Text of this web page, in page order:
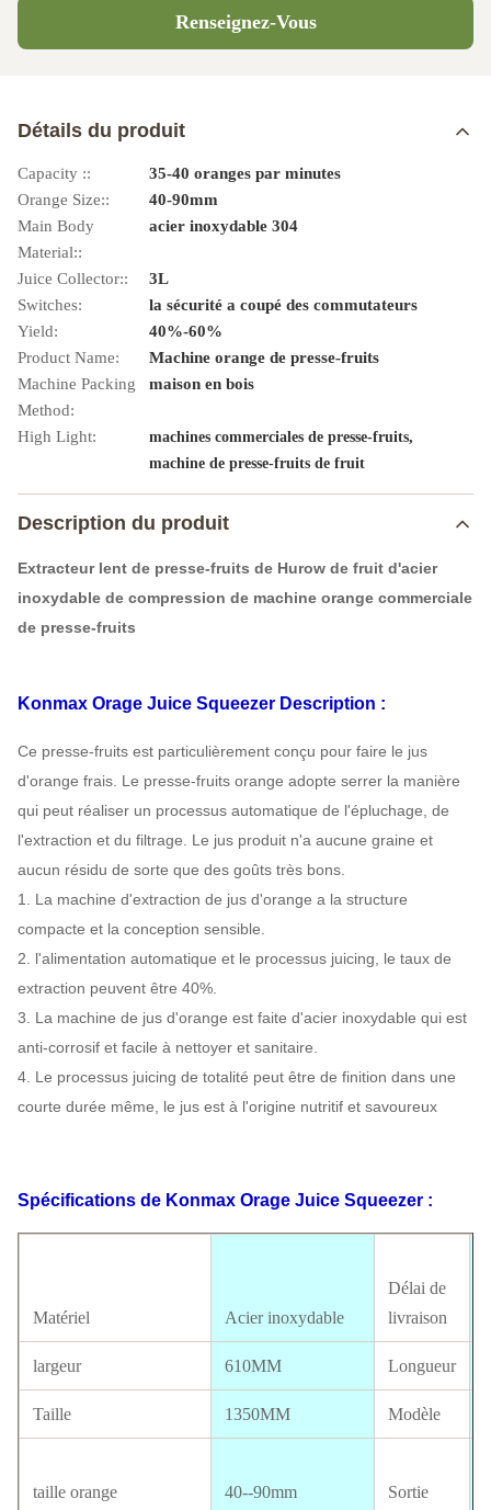
Renseignez-Vous
Détails du produit
Capacity ::
35-40 oranges par minutes
Orange Size::
40-90mm
Main Body
Material::
acier inoxydable 304
Juice Collector::
3L
Switches:
la sécurité a coupé des commutateurs
Yield:
40%-60%
Product Name:
Machine orange de presse-fruits
Machine Packing
Method:
maison en bois
High Light: machines commerciales de presse-fruits,
machine de presse-fruits de fruit
Description du produit
Extracteur lent de presse-fruits de Hurow de fruit d'acier
inoxydable de compression de machine orange commerciale
de presse-fruits
Konmax Orage Juice Squeezer Description :
Ce presse-fruits est particulièrement conçu pour faire le jus
d'orange frais. Le presse-fruits orange adopte serrer la manière
qui peut réaliser un processus automatique de l'épluchage, de
l'extraction et du filtrage. Le jus produit n'a aucune graine et
aucun résidu de sorte que des goûts très bons.
1. La machine d'extraction de jus d'orange a la structure
compacte et la conception sensible.
2. l'alimentation automatique et le processus juicing, le taux de
extraction peuvent être 40%.
3. La machine de jus d'orange est faite d'acier inoxydable qui est
anti-corrosif et facile à nettoyer et sanitaire.
4. Le processus juicing de totalité peut être de finition dans une
courte durée même, le jus est à l'origine nutritif et savoureux
Spécifications de Konmax Orage Juice Squeezer :
Matériel Acier inoxydable
Délai de
livraison
largeur 610MM Longueur
Taille 1350MM Modèle
taille orange 40--90mm Sortie